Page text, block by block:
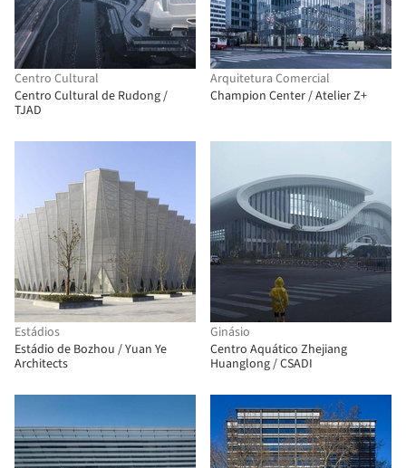
Centro Cultural
Centro Cultural de Rudong /
TJAD
Arquitetura Comercial
Champion Center / Atelier Z+
Estádios
Estádio de Bozhou / Yuan Ye
Architects
Ginásio
Centro Aquático Zhejiang
Huanglong / CSADI